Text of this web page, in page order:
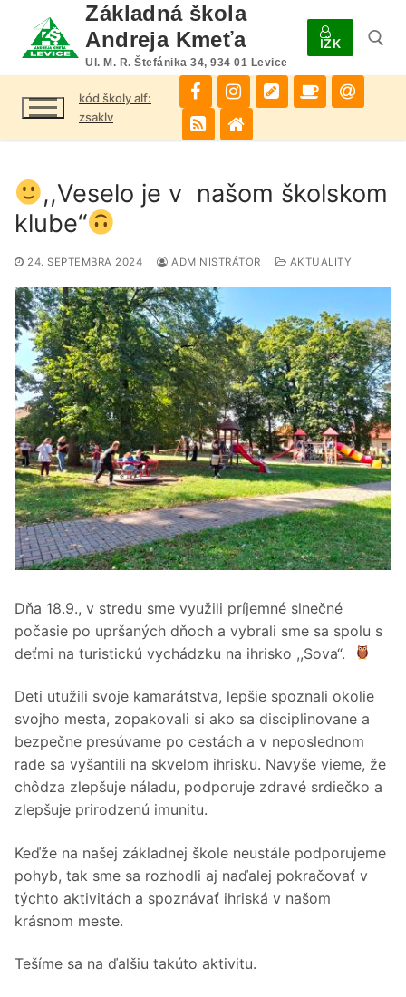
obsah
Základná škola
Andreja Kmeťa
Ul. M. R. Štefánika 34, 934 01 Levice
IŽK
Hľadať:
kód školy alf:
zsaklv
,,Veselo je v našom školskom
klube“
24. SEPTEMBRA 2024 ADMINISTRÁTOR AKTUALITY
Dňa 18.9., v stredu sme využili príjemné slnečné
počasie po upršaných dňoch a vybrali sme sa spolu s
deťmi na turistickú vychádzku na ihrisko ,,Sova“.
Deti utužili svoje kamarátstva, lepšie spoznali okolie
svojho mesta, zopakovali si ako sa disciplinovane a
bezpečne presúvame po cestách a v neposlednom
rade sa vyšantili na skvelom ihrisku. Navyše vieme, že
chôdza zlepšuje náladu, podporuje zdravé srdiečko a
zlepšuje prirodzenú imunitu.
Keďže na našej základnej škole neustále podporujeme
pohyb, tak sme sa rozhodli aj naďalej pokračovať v
týchto aktivitách a spoznávať ihriská v našom
krásnom meste.
Tešíme sa na ďalšiu takúto aktivitu.